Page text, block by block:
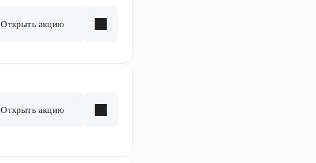
Открыть акцию
Открыть акцию